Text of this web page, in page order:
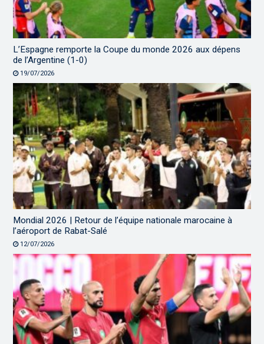
L’Espagne remporte la Coupe du monde 2026 aux dépens
de l’Argentine (1-0)
19/07/2026
Mondial 2026 | Retour de l’équipe nationale marocaine à
l’aéroport de Rabat-Salé
12/07/2026